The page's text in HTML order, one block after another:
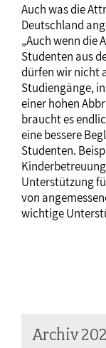
Auch was die
Deutschland
„Auch wenn die
Studenten aus
dürfen wir nicht
Studiengänge,
einer hohen
braucht es
eine bessere
Studenten.
Unterstützung
von
wichtige
Archiv